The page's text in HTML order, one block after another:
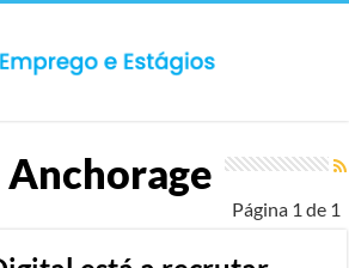
Anchorage
Página 1 de 1